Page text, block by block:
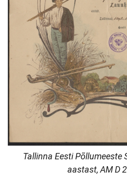
Tallinna Eesti Põllumeeste
aastast, AM D